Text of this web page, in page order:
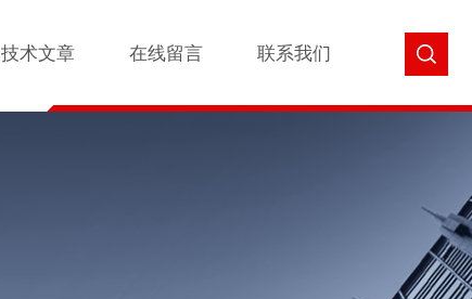
技术文章 在线留言 联系我们